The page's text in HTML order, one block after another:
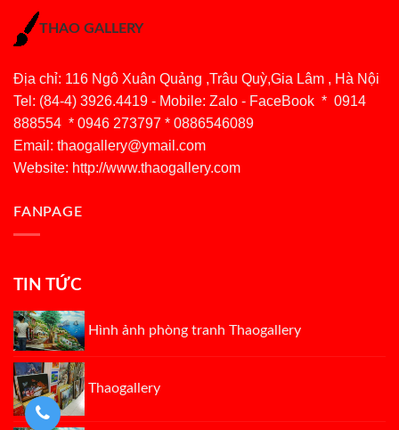
THAO GALLERY
Địa chỉ: 116 Ngô Xuân Quảng ,Trâu Quỳ,Gia Lâm , Hà Nội
Tel: (84-4) 3926.4419 - Mobile: Zalo - FaceBook * 0914
888554 * 0946 273797 * 0886546089
Email: thaogallery@ymail.com
Website: http://www.thaogallery.com
FANPAGE
TIN TỨC
Hình ảnh phòng tranh Thaogallery
Thaogallery